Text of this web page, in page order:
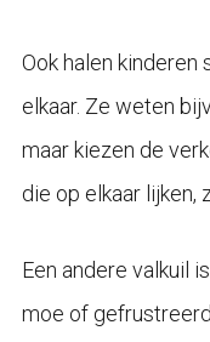
Ook halen
elkaar. Ze weten
maar kiezen de
die op elkaar lijken,
Een andere valkuil
moe of